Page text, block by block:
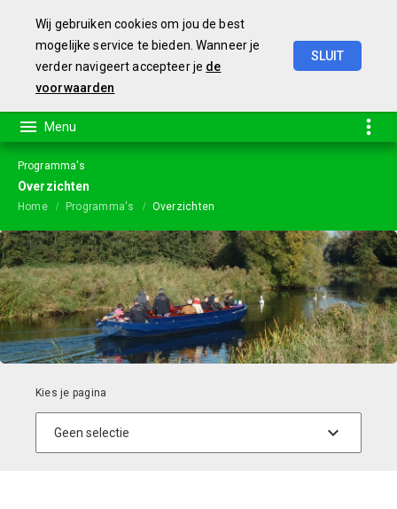
Wij gebruiken cookies om jou de best
mogelijke service te bieden. Wanneer je
verder navigeert accepteer je de
voorwaarden
SLUIT
Programma's
Overzichten
Home Programma's Overzichten